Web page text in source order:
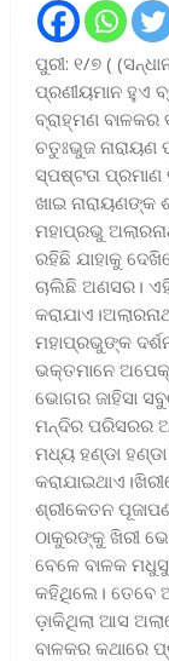
ପୁରୀ: ୧/୭ (
ପ୍ରଣୀୟମାନ ହୁଏ
ବ୍ରାହ୍ମଣ
ଚତୁଃଭୁଜ
ସ୍ପଷ୍ଟତା
ଖାଇ
ମହାପ୍ରଭୁ
ରହିଛି ଯାହାକୁ
ଚାଲିଛି ଅଣସର।
ମହାପ୍ରଭୁଙ୍କ
ଭକ୍ତମାନେ
ଭୋଗର ଜାହିସା
ମନ୍ଦିର ପରିସରର
ମଧ୍ୟ ହଣ୍ଡା
ଶ୍ରୀକେତନ
ଠାକୁରଙ୍କୁ ଖିରୀ
ବେଳେ ବାଳକ
କହିଥିଲେ। ତେବେ
ଡ଼ାକିଥିଲା ଆସ
ବାଳକର କଥାରେ